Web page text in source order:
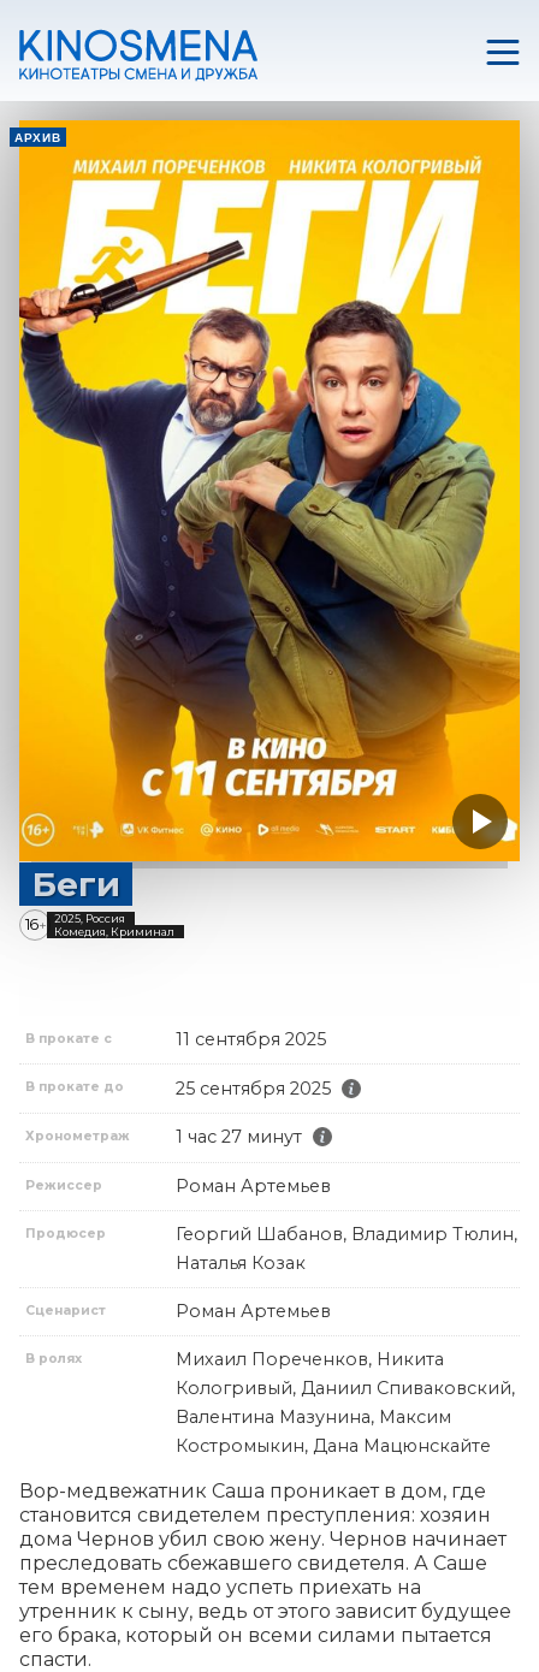
АРХИВ
Беги
16+
2025, Россия
Комедия, Криминал
В прокате с 11 сентября 2025
В прокате до 25 сентября 2025
Хронометраж 1 час 27 минут
Режиссер Роман Артемьев
Продюсер
Георгий Шабанов, Владимир Тюлин,
Наталья Козак
Сценарист Роман Артемьев
В ролях
Михаил Пореченков, Никита
Кологривый, Даниил Спиваковский,
Валентина Мазунина, Максим
Костромыкин, Дана Мацюнскайте
Вор-медвежатник Саша проникает в дом, где
становится свидетелем преступления: хозяин
дома Чернов убил свою жену. Чернов начинает
преследовать сбежавшего свидетеля. А Саше
тем временем надо успеть приехать на
утренник к сыну, ведь от этого зависит будущее
его брака, который он всеми силами пытается
спасти.